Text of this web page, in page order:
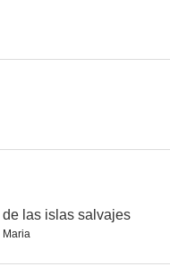
de las islas salvajes
Maria